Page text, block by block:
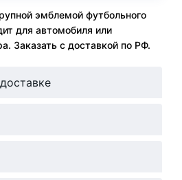
эмблемой футбольного
для автомобиля или
Заказать с доставкой по РФ.